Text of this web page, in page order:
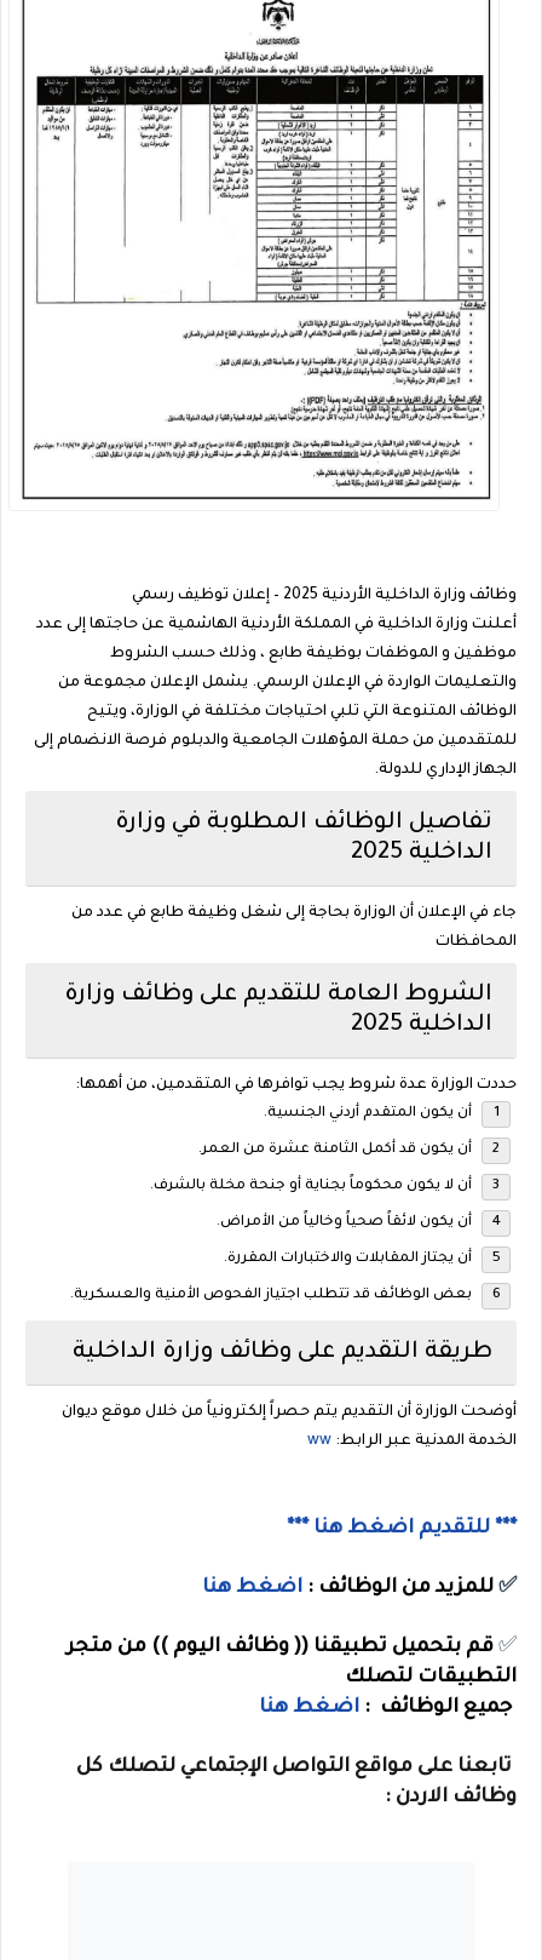
وظائف وزارة الداخلية الأردنية 2025 – إعلان توظيف رسمي
أعلنت وزارة الداخلية في المملكة الأردنية الهاشمية عن حاجتها إلى عدد
موظفين و الموظفات بوظيفة طابع ، وذلك حسب الشروط
والتعليمات الواردة في الإعلان الرسمي. يشمل الإعلان مجموعة من
الوظائف المتنوعة التي تلبي احتياجات مختلفة في الوزارة، ويتيح
للمتقدمين من حملة المؤهلات الجامعية والدبلوم فرصة الانضمام إلى
الجهاز الإداري للدولة.
تفاصيل الوظائف المطلوبة في وزارة
الداخلية 2025
جاء في الإعلان أن الوزارة بحاجة إلى شغل وظيفة طابع في عدد من
المحافظات
الشروط العامة للتقديم على وظائف وزارة
الداخلية 2025
حددت الوزارة عدة شروط يجب توافرها في المتقدمين، من أهمها:
أن يكون المتقدم أردني الجنسية.
أن يكون قد أكمل الثامنة عشرة من العمر.
أن لا يكون محكوماً بجناية أو جنحة مخلة بالشرف.
أن يكون لائقاً صحياً وخالياً من الأمراض.
أن يجتاز المقابلات والاختبارات المقررة.
بعض الوظائف قد تتطلب اجتياز الفحوص الأمنية والعسكرية.
طريقة التقديم على وظائف وزارة الداخلية
أوضحت الوزارة أن التقديم يتم حصراً إلكترونياً من خلال موقع ديوان
الخدمة المدنية عبر الرابط: ww
*** للتقديم اضغط هنا ***
✅ للمزيد من الوظائف : اضغط هنا
✅ قم بتحميل تطبيقنا (( وظائف اليوم )) من متجر
التطبيقات لتصلك
جميع الوظائف : اضغط هنا
تابعنا على مواقع التواصل الإجتماعي لتصلك كل
وظائف الاردن :